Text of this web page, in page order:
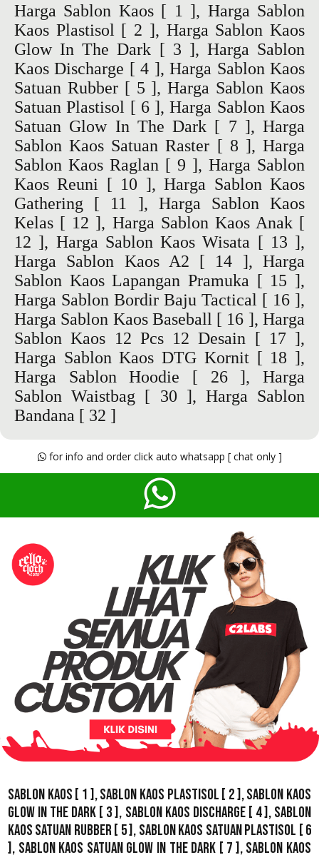
Harga Sablon Kaos[ 1 ], Harga Sablon
Kaos Plastisol [ 2 ], Harga Sablon Kaos
Glow In The Dark [ 3 ], Harga Sablon
Kaos Discharge [ 4 ],Harga Sablon Kaos
Satuan Rubber[ 5 ],Harga Sablon Kaos
Satuan Plastisol [ 6 ],Harga Sablon Kaos
Satuan Glow In The Dark [ 7 ], Harga
Sablon Kaos Satuan Raster [ 8 ],Harga
Sablon Kaos Raglan [ 9 ], Harga Sablon
Kaos Reuni [ 10 ],Harga Sablon Kaos
Gathering [ 11 ], Harga Sablon Kaos
Kelas [ 12 ], Harga Sablon Kaos Anak[
12 ], Harga Sablon Kaos Wisata [ 13 ],
Harga Sablon Kaos A2 [ 14 ],Harga
Sablon Kaos Lapangan Pramuka [ 15 ],
Harga Sablon Bordir Baju Tactical [ 16 ],
Harga Sablon Kaos Baseball [ 16 ],Harga
Sablon Kaos 12 Pcs 12 Desain [ 17 ],
Harga Sablon Kaos DTG Kornit[ 18 ],
Harga Sablon Hoodie [ 26 ],Harga
Sablon Waistbag [ 30 ], Harga Sablon
Bandana [ 32 ]
for info and order click auto whatsapp [ chat only ]
Sablon Kaos [ 1 ],Sablon Kaos Plastisol [ 2 ],Sablon Kaos
Glow In The Dark [ 3 ], Sablon Kaos Discharge[ 4 ], Sablon
Kaos Satuan Rubber[ 5 ], Sablon Kaos Satuan Plastisol [ 6
], Sablon Kaos Satuan Glow In The Dark [ 7 ], Sablon Kaos